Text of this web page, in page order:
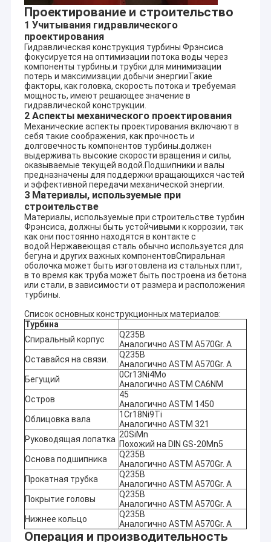
Проектирование и строительство
1 Учитывания гидравлического
проектирования
Гидравлическая конструкция турбины Фрэнсиса
фокусируется на оптимизации потока воды через
компоненты турбины.и трубки для минимизации
потерь и максимизации добычи энергииТакие
факторы, как головка, скорость потока и требуемая
мощность, имеют решающее значение в
гидравлической конструкции.
2 Аспекты механического проектирования
Механические аспекты проектирования включают в
себя такие соображения, как прочность и
долговечность компонентов турбины.должен
выдерживать высокие скорости вращения и силы,
оказываемые текущей водой.Подшипники и валы
предназначены для поддержки вращающихся частей
и эффективной передачи механической энергии.
3 Материалы, используемые при
строительстве
Материалы, используемые при строительстве турбин
Фрэнсиса, должны быть устойчивыми к коррозии, так
как они постоянно находятся в контакте с
водой.Нержавеющая сталь обычно используется для
бегуна и других важных компонентовСпиральная
оболочка может быть изготовлена из стальных плит,
в то время как труба может быть построена из бетона
или стали, в зависимости от размера и расположения
турбины.
Список основных конструкционных материалов:
Турбина
Спиральный корпус
Q235B
Аналогично ASTM A570Gr. A
Оставайся на связи.
Q235B
Аналогично ASTM A570Gr. A
Бегущий
0Cr13Ni4Mo
Аналогично ASTM CA6NM
Остров
45
Аналогично ASTM 1450
Облицовка вала
1Cr18Ni9Ti
Аналогично ASTM 321
Руководящая лопатка 20SiMn
Похожий на DIN GS-20Mn5
Основа подшипника
Q235B
Аналогично ASTM A570Gr. A
Прокатная трубка
Q235B
Аналогично ASTM A570Gr. A
Покрытие головы
Q235B
Аналогично ASTM A570Gr. A
Нижнее кольцо
Q235B
Аналогично ASTM A570Gr. A
Операция и производительность
Турция
2x2800KW
D1=82cm
Турция
EGER
2X960KW
H-Фрэнсис
Турция
ТОНЯ
2x1320KW
H-Pelton
D1=90cm
Турция
DEREBASI
2x5300KW
H-Pelton
D1=140cm
Турция
KILINCLI-1
2x970KW
H-Фрэнсис
D1=82cm
Турция
МИНИ 50KW
V-пропеллер
D1=25cm
Сербия
DONJE GARE
2x1000KW+500KW
H-Фрэнсис
D1=59.5+52.5cm
m3/s,
Сербия
KALIDRA 700KW
H-Turgo
D1=60cm
Турция
TURUNCOVE
2X307KW
H-Фрэнсис
D1=53cm
Франция
1x520KW
H-Turgo
D1=53cm
Турция
YAKNICA HEPP
V-Kaplan
D1=160cm
Турция
ASYA HEPP
H-Фрэнсис
Шри-Ланка
NAYA GANGA
2x1600KW
D1=120cm
Турция
AKHAN-2
V-Фрэнсис
D1=95cm
Турция
2x6400KW
H-Pelton
D1=123cm
Таджикистан
VANJ
2x400KW
H-Фрэнсис
D1=55cm
США
Южная вилка
2x650KW
H-Turgo
D1=55cm
Турция
Sofular HES
2x1820KW
H-Фрэнсис
Заводь McRoberts
H-Turgo